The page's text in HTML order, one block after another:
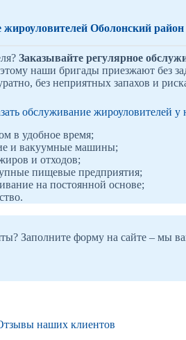
Оболонский район
Заказывайте регулярное
наши бригады приезжают без
без неприятных запахов и
обслуживание жироуловителей у
в удобное время;
и вакуумные машины;
и отходов;
пищевые предприятия;
на постоянной основе;
Заполните форму на сайте – мы
наших клиентов